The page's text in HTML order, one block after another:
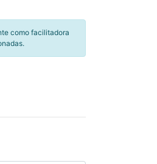
como facilitadora